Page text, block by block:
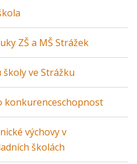
ZŠ a MŠ Strážek
ve Strážku
konkurenceschopnost
výchovy v
školách